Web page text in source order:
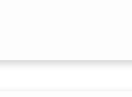
dan acara formal.